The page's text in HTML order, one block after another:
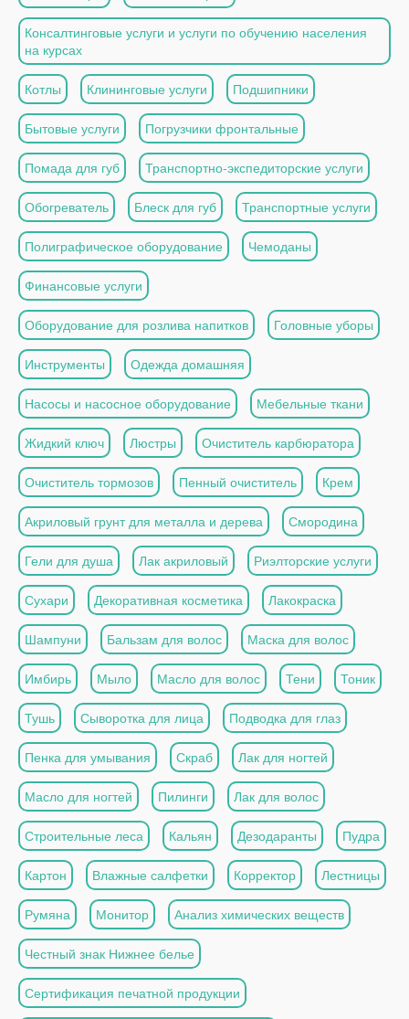
Консалтинговые услуги и услуги по обучению населения
на курсах
Котлы Клининговые услуги Подшипники
Бытовые услуги Погрузчики фронтальные
Помада для губ Транспортно-экспедиторские услуги
Обогреватель Блеск для губ Транспортные услуги
Полиграфическое оборудование Чемоданы
Финансовые услуги
Оборудование для розлива напитков Головные уборы
Инструменты Одежда домашняя
Насосы и насосное оборудование Мебельные ткани
Жидкий ключ Люстры Очиститель карбюратора
Очиститель тормозов Пенный очиститель Крем
Акриловый грунт для металла и дерева Смородина
Гели для душа Лак акриловый Риэлторские услуги
Сухари Декоративная косметика Лакокраска
Шампуни Бальзам для волос Маска для волос
Имбирь Мыло Масло для волос Тени Тоник
Тушь Сыворотка для лица Подводка для глаз
Пенка для умывания Скраб Лак для ногтей
Масло для ногтей Пилинги Лак для волос
Строительные леса Кальян Дезодаранты Пудра
Картон Влажные салфетки Корректор Лестницы
Румяна Монитор Анализ химических веществ
Честный знак Нижнее белье
Сертификация печатной продукции